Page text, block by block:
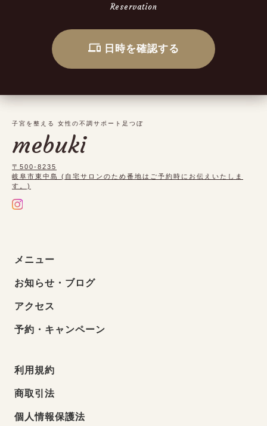
Reservation
日時を確認する
子宮を整える 女性の不調サポート足つぼ
mebuki
〒500-8235
岐阜市東中島 (自宅サロンのため番地はご予約時にお伝えいたしま
す。)
メニュー
お知らせ・ブログ
アクセス
予約・キャンペーン
利用規約
商取引法
個人情報保護法